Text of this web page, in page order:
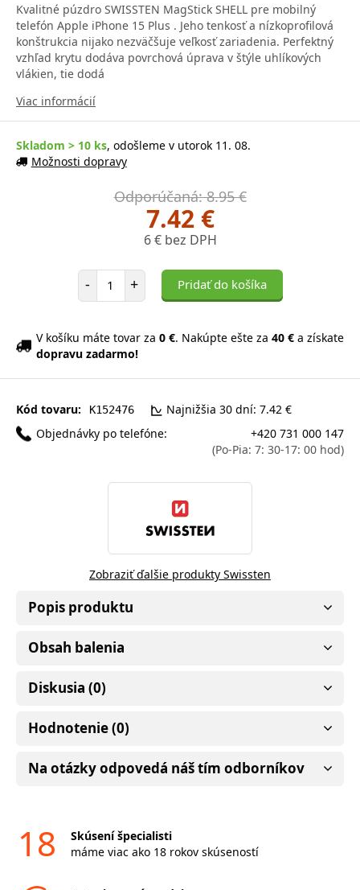
Kvalitné púzdro SWISSTEN MagStick SHELL pre mobilný
telefón Apple iPhone 15 Plus . Jeho tenkosť a nízkoprofilová
konštrukcia nijako nezväčšuje veľkosť zariadenia. Perfektný
vzhľad krytu dodáva povrchová úprava v štýle uhlíkových
vlákien, tie dodá
Viac informácií
Skladom > 10 ks, odošleme v utorok 11. 08.
Možnosti dopravy
Odporúčaná: 8.95 €
7.42 €
6 € bez DPH
- Počet položiek
+ Pridať do košíka
V košíku máte tovar za 0 €. Nakúpte ešte za 40 € a získate
dopravu zadarmo!
Kód tovaru: K152476
Najnižšia 30 dní: 7.42 €
Objednávky po telefóne:
+420 731 000 147
(Po-Pia: 7: 30-17: 00 hod)
Zobraziť ďalšie produkty Swissten
Popis produktu
Obsah balenia
Diskusia (0)
Hodnotenie (0)
Na otázky odpovedá náš tím odborníkov
18
Skúsení špecialisti
máme viac ako 18 rokov skúseností